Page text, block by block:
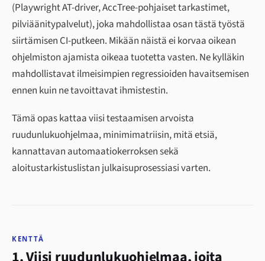
(Playwright AT-driver, AccTree-pohjaiset tarkastimet,
pilviäänitypalvelut), joka mahdollistaa osan tästä työstä
siirtämisen CI-putkeen. Mikään näistä ei korvaa oikean
ohjelmiston ajamista oikeaa tuotetta vasten. Ne kylläkin
mahdollistavat ilmeisimpien regressioiden havaitsemisen
ennen kuin ne tavoittavat ihmistestin.
Tämä opas kattaa viisi testaamisen arvoista
ruudunlukuohjelmaa, minimimatriisin, mitä etsiä,
kannattavan automaatiokerroksen sekä
aloitustarkistuslistan julkaisuprosessiasi varten.
KENTTÄ